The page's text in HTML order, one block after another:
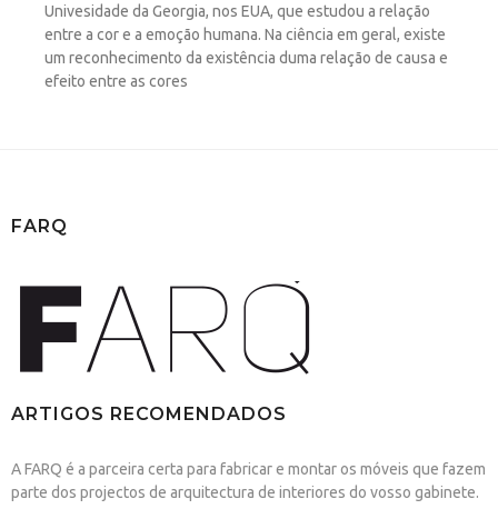
Univesidade da Georgia, nos EUA, que estudou a relação
entre a cor e a emoção humana. Na ciência em geral, existe
um reconhecimento da existência duma relação de causa e
efeito entre as cores
FARQ
ARTIGOS RECOMENDADOS
A FARQ é a parceira certa para fabricar e montar os móveis que fazem
parte dos projectos de arquitectura de interiores do vosso gabinete.